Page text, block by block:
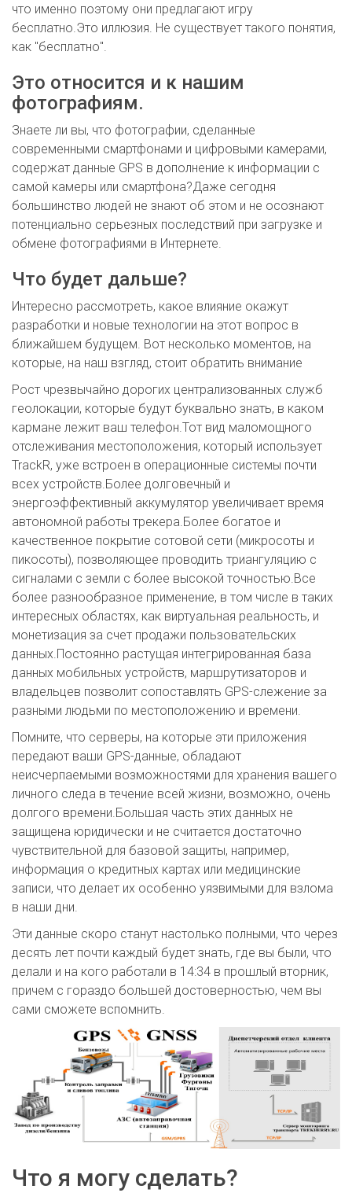
что именно поэтому они предлагают игру
бесплатно.Это иллюзия. Не существует такого понятия,
как "бесплатно".
Это относится и к нашим
фотографиям.
Знаете ли вы, что фотографии, сделанные
современными смартфонами и цифровыми камерами,
содержат данные GPS в дополнение к информации с
самой камеры или смартфона?Даже сегодня
большинство людей не знают об этом и не осознают
потенциально серьезных последствий при загрузке и
обмене фотографиями в Интернете.
Что будет дальше?
Интересно рассмотреть, какое влияние окажут
разработки и новые технологии на этот вопрос в
ближайшем будущем. Вот несколько моментов, на
которые, на наш взгляд, стоит обратить внимание
Рост чрезвычайно дорогих централизованных служб
геолокации, которые будут буквально знать, в каком
кармане лежит ваш телефон.Тот вид маломощного
отслеживания местоположения, который использует
TrackR, уже встроен в операционные системы почти
всех устройств.Более долговечный и
энергоэффективный аккумулятор увеличивает время
автономной работы трекера.Более богатое и
качественное покрытие сотовой сети (микросоты и
пикосоты), позволяющее проводить триангуляцию с
сигналами с земли с более высокой точностью.Все
более разнообразное применение, в том числе в таких
интересных областях, как виртуальная реальность, и
монетизация за счет продажи пользовательских
данных.Постоянно растущая интегрированная база
данных мобильных устройств, маршрутизаторов и
владельцев позволит сопоставлять GPS-слежение за
разными людьми по местоположению и времени.
Помните, что серверы, на которые эти приложения
передают ваши GPS-данные, обладают
неисчерпаемыми возможностями для хранения вашего
личного следа в течение всей жизни, возможно, очень
долгого времени.Большая часть этих данных не
защищена юридически и не считается достаточно
чувствительной для базовой защиты, например,
информация о кредитных картах или медицинские
записи, что делает их особенно уязвимыми для взлома
в наши дни.
Эти данные скоро станут настолько полными, что через
десять лет почти каждый будет знать, где вы были, что
делали и на кого работали в 14:34 в прошлый вторник,
причем с гораздо большей достоверностью, чем вы
сами сможете вспомнить.
Что я могу сделать?